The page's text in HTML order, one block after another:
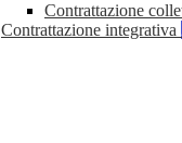
Contrattazione
Contrattazione integrativa